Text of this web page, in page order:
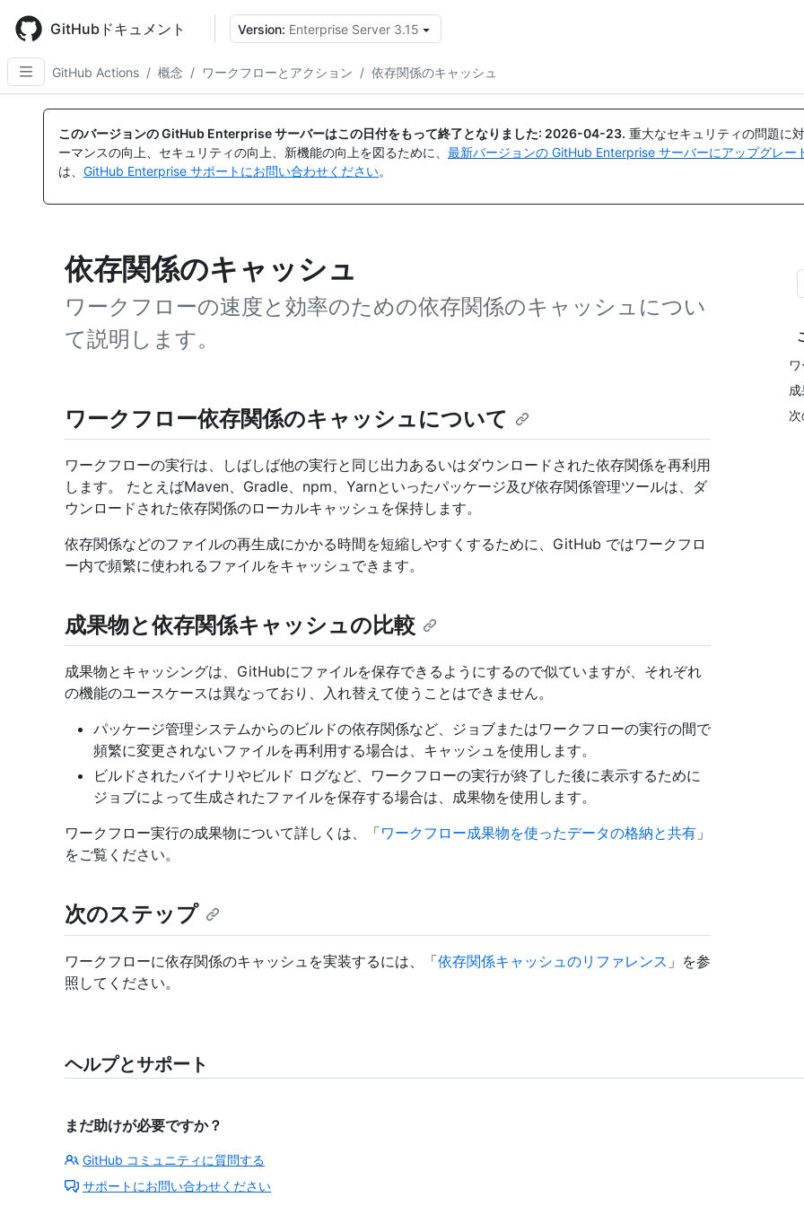
main
content
GitHubドキュメント Version: Enterprise Server 3.15
GitHub Actions / 概念 / ワークフローとアクション / 依存関係のキャッシュ
このバージョンの GitHub Enterprise サーバーはこの日付をもって終了となりました: 2026-04-23. 重大なセキュリティの問題に
ーマンスの向上、セキュリティの向上、新機能の向上を図るために、 最新バージョンの GitHub Enterprise サーバーにアップグレー
は、 GitHub Enterprise サポートにお問い合わせください。
依存関係のキャッシュ
ワークフローの速度と効率のための依存関係のキャッシュについ
て説明します。
ワークフロー依存関係のキャッシュについて
ワークフローの実行は、しばしば他の実行と同じ出力あるいはダウンロードされた依存関係を再利用
します。 たとえばMaven、Gradle、npm、Yarnといったパッケージ及び依存関係管理ツールは、ダ
ウンロードされた依存関係のローカルキャッシュを保持します。
依存関係などのファイルの再生成にかかる時間を短縮しやすくするために、GitHub ではワークフロ
ー内で頻繁に使われるファイルをキャッシュできます。
成果物と依存関係キャッシュの比較
成果物とキャッシングは、GitHubにファイルを保存できるようにするので似ていますが、それぞれ
の機能のユースケースは異なっており、入れ替えて使うことはできません。
パッケージ管理システムからのビルドの依存関係など、ジョブまたはワークフローの実行の間で
頻繁に変更されないファイルを再利用する場合は、キャッシュを使用します。
ビルドされたバイナリやビルド ログなど、ワークフローの実行が終了した後に表示するために
ジョブによって生成されたファイルを保存する場合は、成果物を使用します。
ワークフロー実行の成果物について詳しくは、「ワークフロー成果物を使ったデータの格納と共有 」
をご覧ください。
次のステップ
ワークフローに依存関係のキャッシュを実装するには、「依存関係キャッシュのリファレンス 」を参
照してください。
ヘルプとサポート
まだ助けが必要ですか？
GitHub コミュニティに質問する
サポートにお問い合わせください